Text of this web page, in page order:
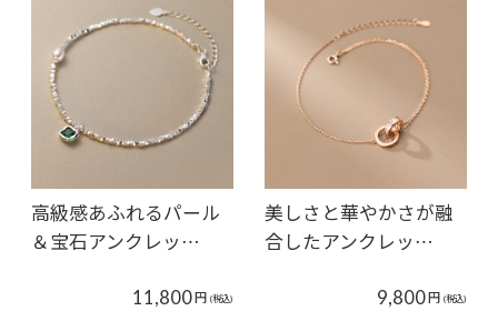
高級感あふれるパール
＆宝石アンクレッ…
11,800円 (税込)
美しさと華やかさが融
合したアンクレッ…
9,800円 (税込)